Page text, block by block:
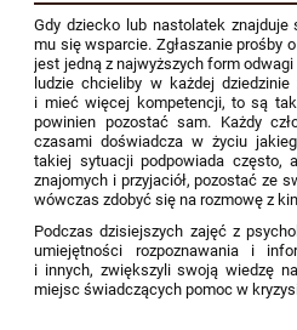
Gdy dziecko lub nastolatek
mu się wsparcie. Zgłaszanie prośby
jest jedną z najwyższych form odwagi
ludzie chcieliby w każdej
i mieć więcej kompetencji, to są
powinien pozostać sam. Każdy
czasami doświadcza w życiu
takiej sytuacji podpowiada często,
znajomych i przyjaciół, pozostać ze
wówczas zdobyć się na rozmowę z
Podczas dzisiejszych zajęć z
umiejętności rozpoznawania i
i innych, zwiększyli swoją wiedzę
miejsc świadczących pomoc w